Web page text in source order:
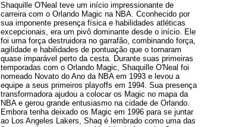
Shaquille O'Neal teve um início impressionante de
carreira com o Orlando Magic na NBA. Cconhecido por
sua imponente presença física e habilidades atléticas
excepcionais, era um pivô dominante desde o início. Ele
foi uma força destruidora no garrafão, combinando força,
agilidade e habilidades de pontuação que o tornaram
quase imparável perto da cesta. Durante suas primeiras
temporadas com o Orlando Magic, Shaquille O'Neal foi
nomeado Novato do Ano da NBA em 1993 e levou a
equipe a seus primeiros playoffs em 1994. Sua presença
transformadora ajudou a colocar os Magic no mapa da
NBA e gerou grande entusiasmo na cidade de Orlando.
Embora tenha deixado os Magic em 1996 para se juntar
ao Los Angeles Lakers, Shaq é lembrado como uma das